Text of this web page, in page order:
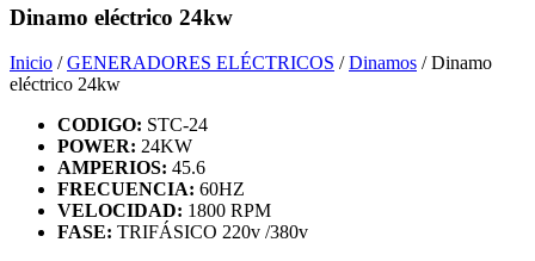
Dinamo eléctrico 24kw
Inicio /GENERADORES ELÉCTRICOS /Dinamos / Dinamo
eléctrico 24kw
CODIGO: STC-24
POWER: 24KW
AMPERIOS: 45.6
FRECUENCIA: 60HZ
VELOCIDAD: 1800 RPM
FASE: TRIFÁSICO 220v /380v